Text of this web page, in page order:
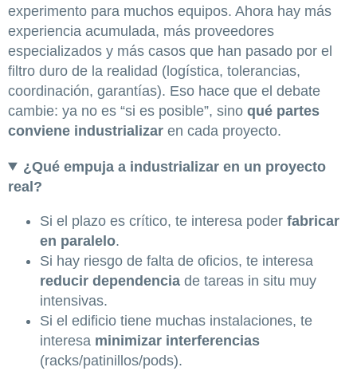
experimento para muchos equipos. Ahora hay más
experiencia acumulada, más proveedores
especializados y más casos que han pasado por el
filtro duro de la realidad (logística, tolerancias,
coordinación, garantías). Eso hace que el debate
cambie: ya no es “si es posible”, sino qué partes
conviene industrializar en cada proyecto.
¿Qué empuja a industrializar en un proyecto
real?
Si el plazo es crítico, te interesa poder fabricar
en paralelo.
Si hay riesgo de falta de oficios, te interesa
reducir dependencia de tareas in situ muy
intensivas.
Si el edificio tiene muchas instalaciones, te
interesa minimizar interferencias
(racks/patinillos/pods).